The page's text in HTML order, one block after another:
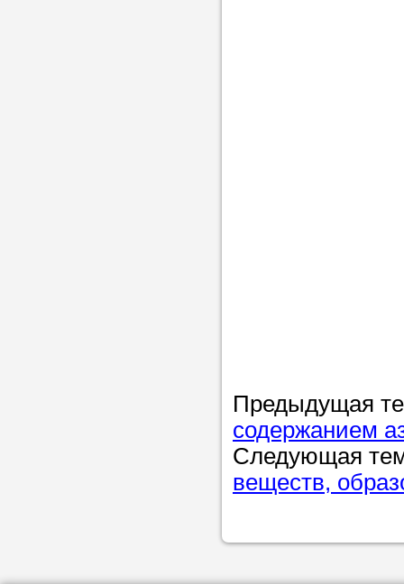
Предыдущая
содержанием
Следующая
веществ,